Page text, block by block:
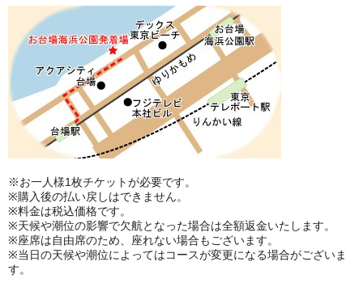
※お一人様1枚チケットが必要です。
※購入後の払い戻しはできません。
※料金は税込価格です。
※天候や潮位の影響で欠航となった場合は全額返金いたします。
※座席は自由席のため、座れない場合もございます。
※当日の天候や潮位によってはコースが変更になる場合がございま
す。